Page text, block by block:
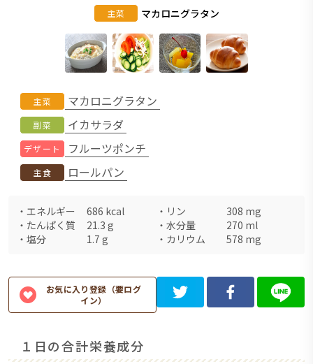
主菜 マカロニグラタン
主菜 マカロニグラタン
副菜 イカサラダ
デザート フルーツポンチ
主食 ロールパン
・ エネルギー 686 kcal ・ リン 308 mg
・ たんぱく質 21.3 g ・ 水分量 270 ml
・ 塩分 1.7 g ・ カリウム 578 mg
お気に入り登録（要ログ
イン）
１日の合計栄養成分